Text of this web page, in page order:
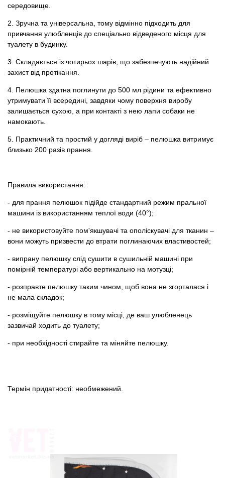
середовище.
2. Зручна та універсальна, тому відмінно підходить для
привчання улюбленців до спеціально відведеного місця для
туалету в будинку.
3. Складається із чотирьох шарів, що забезпечують надійний
захист від протікання.
4. Пелюшка здатна поглинути до 500 мл рідини та ефективно
утримувати її всередині, завдяки чому поверхня виробу
залишається сухою, а при контакті з нею лапи собаки не
намокають.
5. Практичний та простий у догляді виріб – пелюшка витримує
близько 200 разів прання.
Правила використання:
- для прання пелюшок підійде стандартний режим пральної
машини із використанням теплої води (40°);
- не використовуйте пом'якшувачі та ополіскувачі для тканин –
вони можуть призвести до втрати поглинаючих властивостей;
- випрану пелюшку слід сушити в сушильній машині при
помірній температурі або вертикально на мотузці;
- розправте пелюшку таким чином, щоб вона не згорталася і
не мала складок;
- розміщуйте пелюшку в тому місці, де ваш улюбленець
зазвичай ходить до туалету;
- при необхідності стирайте та міняйте пелюшку.
Термін придатності: необмежений.